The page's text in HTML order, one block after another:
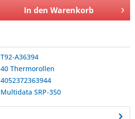
In den Warenkorb
T92-A36394
40 Thermorollen
4052372363944
Multidata SRP-350